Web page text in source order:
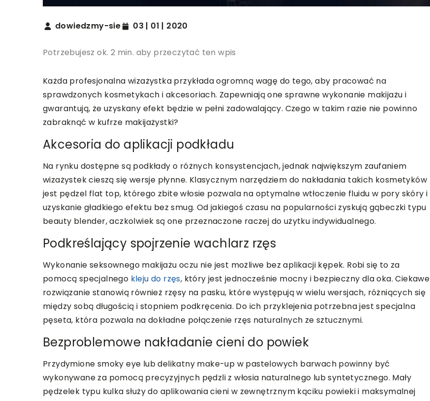
dowiedzmy-sie 03 | 01 | 2020
Potrzebujesz ok. 2 min. aby przeczytać ten wpis
Każda profesjonalna wizażystka przykłada ogromną wagę do tego, aby pracować na
sprawdzonych kosmetykach i akcesoriach. Zapewniają one sprawne wykonanie makijażu i
gwarantują, że uzyskany efekt będzie w pełni zadowalający. Czego w takim razie nie powinno
zabraknąć w kufrze makijażystki?
Akcesoria do aplikacji podkładu
Na rynku dostępne są podkłady o różnych konsystencjach, jednak największym zaufaniem
wizażystek cieszą się wersje płynne. Klasycznym narzędziem do nakładania takich kosmetyków
jest pędzel flat top, którego zbite włosie pozwala na optymalne wtłoczenie fluidu w pory skóry i
uzyskanie gładkiego efektu bez smug. Od jakiegoś czasu na popularności zyskują gąbeczki typu
beauty blender, aczkolwiek są one przeznaczone raczej do użytku indywidualnego.
Podkreślający spojrzenie wachlarz rzęs
Wykonanie seksownego makijażu oczu nie jest możliwe bez aplikacji kępek. Robi się to za
pomocą specjalnego kleju do rzęs, który jest jednocześnie mocny i bezpieczny dla oka. Ciekawe
rozwiązanie stanowią również rzęsy na pasku, które występują w wielu wersjach, różniących się
między sobą długością i stopniem podkręcenia. Do ich przyklejenia potrzebna jest specjalna
pęseta, która pozwala na dokładne połączenie rzęs naturalnych ze sztucznymi.
Bezproblemowe nakładanie cieni do powiek
Przydymione smoky eye lub delikatny make-up w pastelowych barwach powinny być
wykonywane za pomocą precyzyjnych pędzli z włosia naturalnego lub syntetycznego. Mały
pędzelek typu kulka służy do aplikowania cieni w zewnętrznym kąciku powieki i maksymalnej